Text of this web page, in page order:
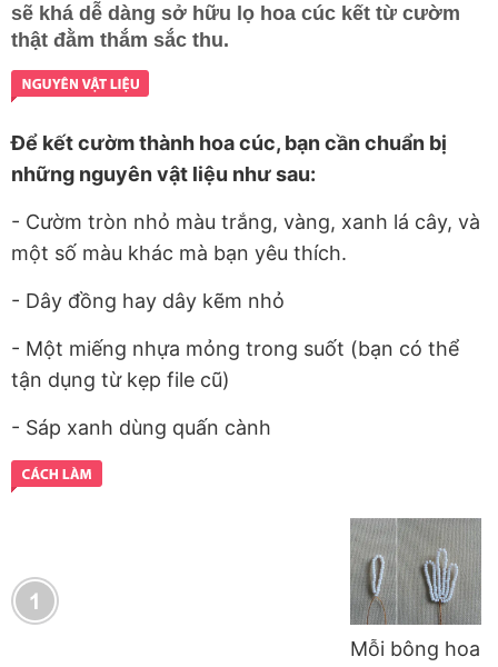
sẽ khá dễ dàng sở hữu lọ hoa cúc kết từ cườm
thật đằm thắm sắc thu.
Để kết cườm thành hoa cúc, bạn cần chuẩn bị
những nguyên vật liệu như sau:
- Cườm tròn nhỏ màu trắng, vàng, xanh lá cây, và
một số màu khác mà bạn yêu thích.
- Dây đồng hay dây kẽm nhỏ
- Một miếng nhựa mỏng trong suốt (bạn có thể
tận dụng từ kẹp file cũ)
- Sáp xanh dùng quấn cành
Mỗi bông hoa